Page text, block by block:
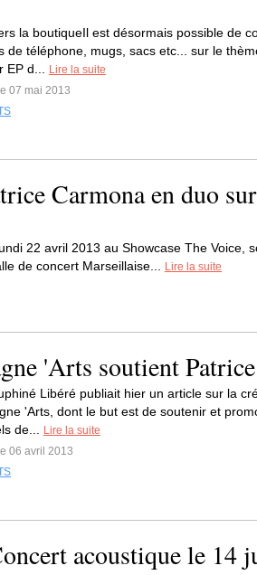
la boutiqueIl est désormais possible de
de téléphone, mugs, sacs etc... sur le
EP d...
Lire la suite
07 mai 2013
Carmona en duo
22 avril 2013 au Showcase The Voice,
de concert Marseillaise...
Lire la suite
'Arts soutient
Libéré publiait hier un article sur la
'Arts, dont le but est de soutenir et
de...
Lire la suite
06 avril 2013
acoustique le 14